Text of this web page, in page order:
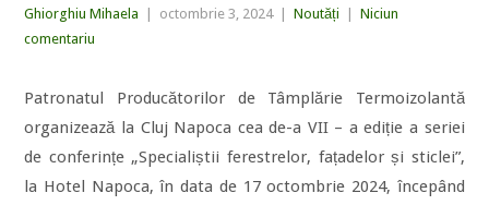
Ghiorghiu Mihaela octombrie 3, 2024 Noutăți
Niciun
comentariu
Patronatul Producătorilor de Tâmplărie Termoizolantă
organizează la Cluj Napoca cea de-a VII – a ediție a seriei
de conferințe „Specialiștii ferestrelor, fațadelor și sticlei”,
la Hotel Napoca, în data de 17 octombrie 2024, începând